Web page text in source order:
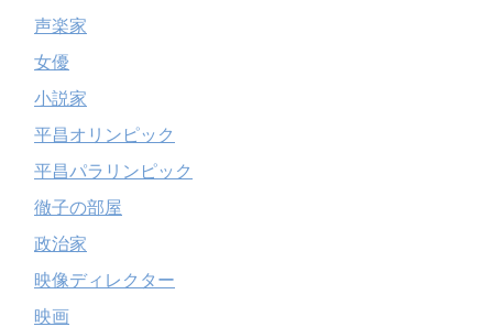
声楽家
女優
小説家
平昌オリンピック
平昌パラリンピック
徹子の部屋
政治家
映像ディレクター
映画